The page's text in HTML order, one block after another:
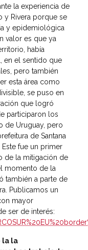
la experiencia de
y Rivera porque se
y epidemiológica
valor es que ya
había
en el sentido que
pero también
esta área como
se puso en
que logró
participaron los
de Uruguay, pero
de Santana
fue un primer
de la mitigación de
momento de la
también a parte de
Publicamos un
mayor
ser de interés:
la la